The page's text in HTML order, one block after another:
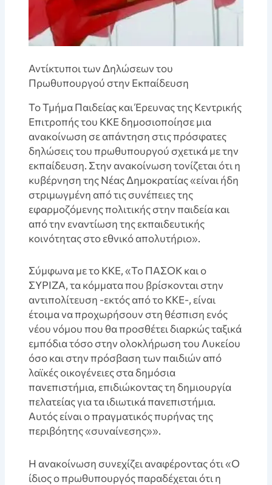
Αντίκτυποι των Δηλώσεων του
Πρωθυπουργού στην Εκπαίδευση
Το Τμήμα Παιδείας και Έρευνας της Κεντρικής
Επιτροπής του ΚΚΕ δημοσιοποίησε μια
ανακοίνωση σε απάντηση στις πρόσφατες
δηλώσεις του πρωθυπουργού σχετικά με την
εκπαίδευση. Στην ανακοίνωση τονίζεται ότι η
κυβέρνηση της Νέας Δημοκρατίας «είναι ήδη
στριμωγμένη από τις συνέπειες της
εφαρμοζόμενης πολιτικής στην παιδεία και
από την εναντίωση της εκπαιδευτικής
κοινότητας στο εθνικό απολυτήριο».
Σύμφωνα με το ΚΚΕ, «Το ΠΑΣΟΚ και ο
ΣΥΡΙΖΑ, τα κόμματα που βρίσκονται στην
αντιπολίτευση -εκτός από το ΚΚΕ-, είναι
έτοιμα να προχωρήσουν στη θέσπιση ενός
νέου νόμου που θα προσθέτει διαρκώς ταξικά
εμπόδια τόσο στην ολοκλήρωση του Λυκείου
όσο και στην πρόσβαση των παιδιών από
λαϊκές οικογένειες στα δημόσια
πανεπιστήμια, επιδιώκοντας τη δημιουργία
πελατείας για τα ιδιωτικά πανεπιστήμια.
Αυτός είναι ο πραγματικός πυρήνας της
περιβόητης «συναίνεσης»».
Η ανακοίνωση συνεχίζει αναφέροντας ότι «Ο
ίδιος ο πρωθυπουργός παραδέχεται ότι η